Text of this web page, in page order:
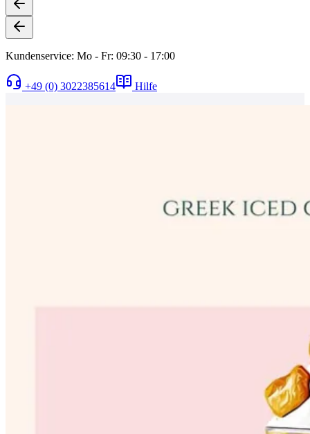
Kundenservice: Mo - Fr: 09:30 - 17:00
+49 (0) 3022385614 Hilfe